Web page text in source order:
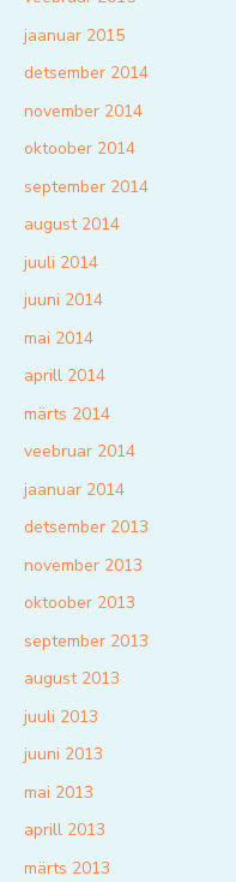
jaanuar 2015
detsember 2014
november 2014
oktoober 2014
september 2014
august 2014
juuli 2014
juuni 2014
mai 2014
aprill 2014
märts 2014
veebruar 2014
jaanuar 2014
detsember 2013
november 2013
oktoober 2013
september 2013
august 2013
juuli 2013
juuni 2013
mai 2013
aprill 2013
märts 2013